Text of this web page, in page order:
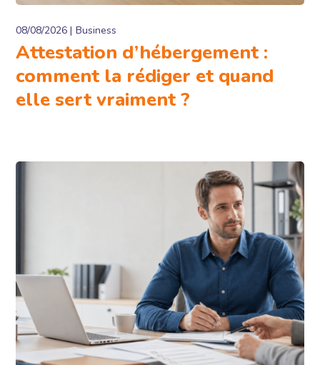
08/08/2026 Business
Attestation d’hébergement :
comment la rédiger et quand
elle sert vraiment ?